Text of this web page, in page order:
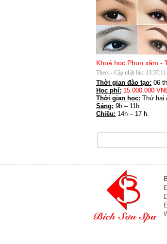
Khoá học Phun xăm -
Theo: - Cập nhật lúc:
Thời gian đào tạo: 06
Học phí: 15.000.000
Thời gian học: Thứ hai
Sáng: 9h – 11h
Chiều: 14h – 17 h.